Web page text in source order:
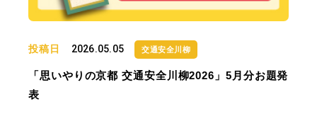
投稿日 2026.05.05 交通安全川柳
「思いやりの京都 交通安全川柳2026」5月分お題発
表